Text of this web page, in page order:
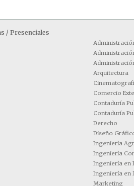
/ Presenciales
Arquitectura
Comercio
Contaduría
Contaduría
Derecho
Diseño
Ingeniería
Ingeniería
Ingeniería en
Ingeniería en
Marketing